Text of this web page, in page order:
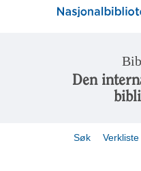
Den
Søk Verkliste